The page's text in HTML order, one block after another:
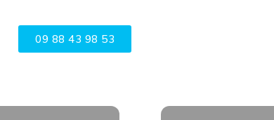
09 88 43 98 53